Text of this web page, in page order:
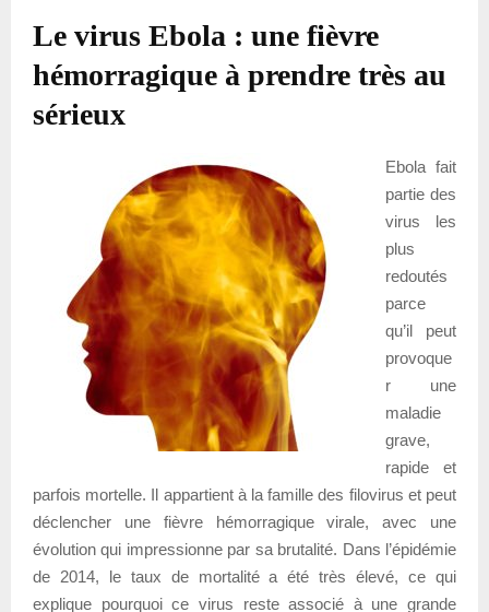
Le virus Ebola : une fièvre
hémorragique à prendre très au
sérieux
Ebola fait
partie des
virus les
plus
redoutés
parce
qu’il peut
provoque
r une
maladie
grave,
rapide et
parfois mortelle. Il appartient à la famille des filovirus et peut
déclencher une fièvre hémorragique virale, avec une
évolution qui impressionne par sa brutalité. Dans l’épidémie
de 2014, le taux de mortalité a été très élevé, ce qui
explique pourquoi ce virus reste associé à une grande